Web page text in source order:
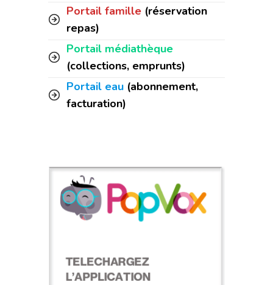
Portail famille (réservation
repas)
Portail médiathèque
(collections, emprunts)
Portail eau (abonnement,
facturation)